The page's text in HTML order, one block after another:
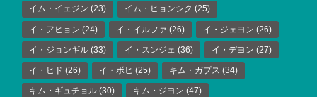
イム・イェジン (23) イム・ヒョンシク (25)
イ・アヒョン (24) イ・イルファ (26) イ・ジェヨン (26)
イ・ジョンギル (33) イ・スンジェ (36) イ・デヨン (27)
イ・ヒド (26) イ・ボヒ (25) キム・ガプス (34)
キム・ギュチョル (30) キム・ジヨン (47)